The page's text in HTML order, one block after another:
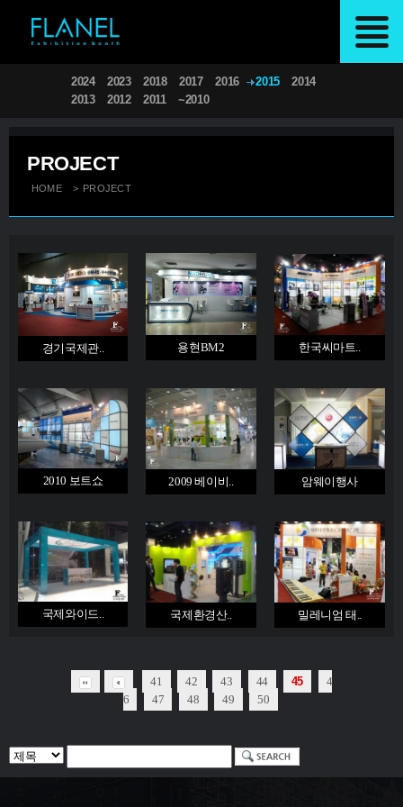
2024 2023 2018 2017 2016 2015
2014
2013
2012 2011 ~2010
PROJECT
HOME > PROJECT
경기국제관.. 용현BM2 한국씨마트..
2010 보트쇼 2009 베이비.. 암웨이행사
국제와이드.. 국제환경산.. 밀레니엄 태..
41 42 43 44 45
4
6
47 48 49 50